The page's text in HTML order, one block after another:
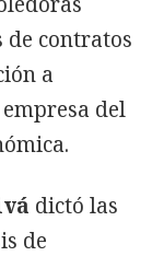
de contratos
a
del
dictó las
de